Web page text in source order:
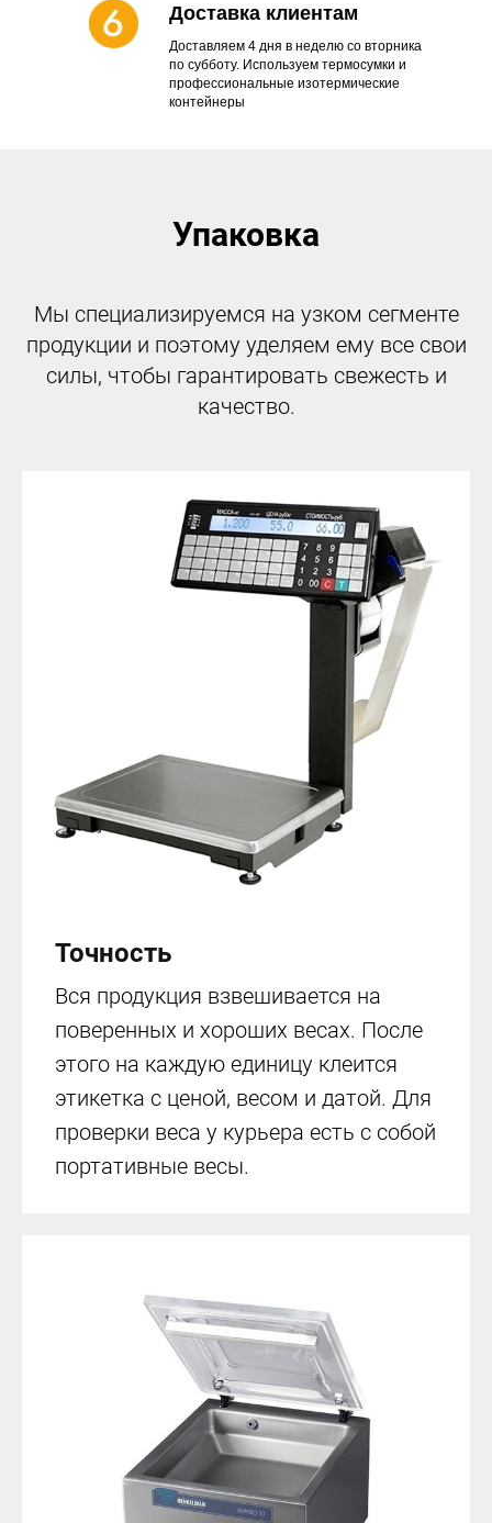
Доставка клиентам
Доставляем 4 дня в неделю со вторника
по субботу. Используем термосумки и
профессиональные изотермические
контейнеры
Упаковка
Мы специализируемся на узком сегменте
продукции и поэтому уделяем ему все свои
силы, чтобы гарантировать свежесть и
качество.
Точность
Вся продукция взвешивается на
поверенных и хороших весах. После
этого на каждую единицу клеится
этикетка с ценой, весом и датой. Для
проверки веса у курьера есть с собой
портативные весы.